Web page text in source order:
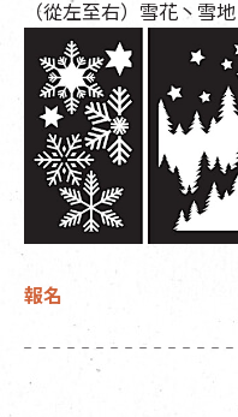
（從左至右）雪花丶雪
報名